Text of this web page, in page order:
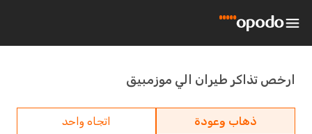
ارخص تذاكر طيران الي موزمبيق
ذهاب وعودة اتجاه واحد